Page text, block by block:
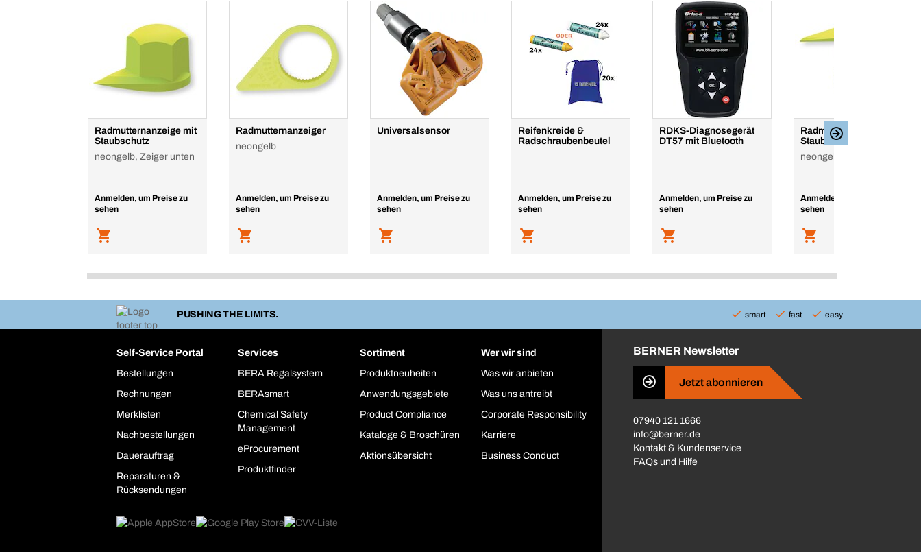
Radmutternanzeige mit
Staubschutz
neongelb, Zeiger unten
Anmelden, um Preise zu
sehen
Radmutternanzeiger
neongelb
Anmelden, um Preise zu
sehen
Universalsensor
Anmelden, um Preise zu
sehen
Reifenkreide &
Radschraubenbeutel
Anmelden, um Preise zu
sehen
RDKS-Diagnosegerät
DT57 mit Bluetooth
Anmelden, um Preise zu
sehen
Radmutternanzeige mit
Staubschutz
neongelb, Zeiger oben
Anmelden, um Preise zu
sehen
PUSHING THE LIMITS. smart fast easy
Self-Service Portal
Bestellungen
Rechnungen
Merklisten
Nachbestellungen
Dauerauftrag
Reparaturen &
Rücksendungen
Services
BERA Regalsystem
BERAsmart
Chemical Safety
Management
eProcurement
Produktfinder
Sortiment
Produktneuheiten
Anwendungsgebiete
Product Compliance
Kataloge & Broschüren
Aktionsübersicht
Wer wir sind
Was wir anbieten
Was uns antreibt
Corporate Responsibility
Karriere
Business Conduct
BERNER Newsletter
Jetzt abonnieren
07940 121 1666
info@berner.de
Kontakt & Kundenservice
FAQs und Hilfe